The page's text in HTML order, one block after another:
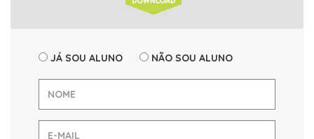
JÁ SOU ALUNO NÃO SOU ALUNO